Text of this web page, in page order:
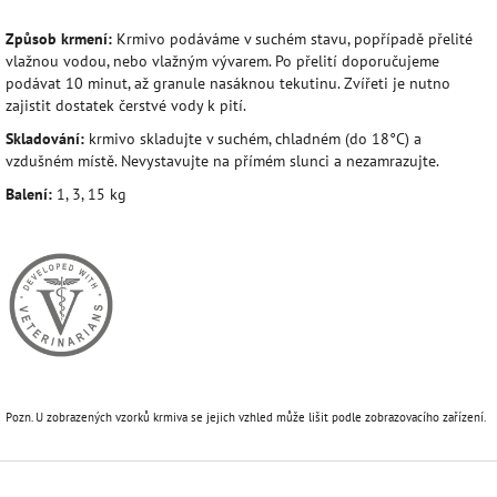
Způsob krmení: Krmivo podáváme v suchém stavu, popřípadě přelité
vlažnou vodou, nebo vlažným vývarem. Po přelití doporučujeme
podávat 10 minut, až granule nasáknou tekutinu. Zvířeti je nutno
zajistit dostatek čerstvé vody k pití.
Skladování: krmivo skladujte v suchém, chladném (do 18°C) a
vzdušném místě. Nevystavujte na přímém slunci a nezamrazujte.
Balení: 1, 3, 15 kg
Pozn. U zobrazených vzorků krmiva se jejich vzhled může lišit podle zobrazovacího zařízení.